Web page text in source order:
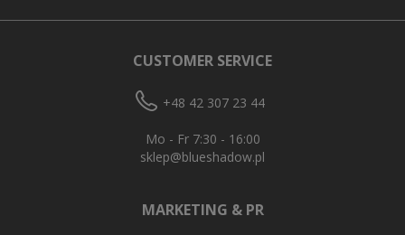
CUSTOMER SERVICE
+48 42 307 23 44
Mo - Fr 7:30 - 16:00
sklep@blueshadow.pl
MARKETING & PR